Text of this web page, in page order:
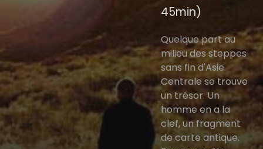
45min)
Quelque part au
milieu des steppes
sans fin d'Asie
Centrale se trouve
un trésor. Un
homme en a la
clef, un fragment
de carte antique.